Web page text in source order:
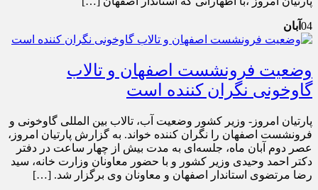
04 آبان
وضعیت فرونشست اصفهان و تالاب
گاوخونی نگران کننده است
پارتیان امروز- وزیر کشور وضعیت آب، تالاب بین المللی گاوخونی و
فرونشست اصفهان را نگران کننده خواند. به گزارش پارتیان امروز،
عصر دوم آبان ماه، جلسه‌ای به مدت بیش از چهار ساعت در دفتر
دکتر احمد وحیدی وزیر کشور و با حضور معاونان وزارت خانه، سید
رضا مرتضوی استاندار اصفهان و معاونان وی برگزار شد. […]